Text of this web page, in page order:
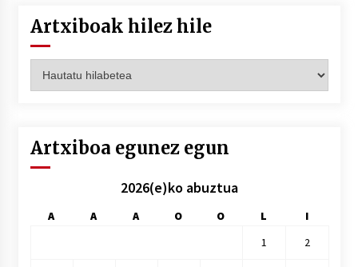
Artxiboak hilez hile
hilez
Artxiboa egunez egun
2026(e)ko abuztua
A A A O O L
I
1
2